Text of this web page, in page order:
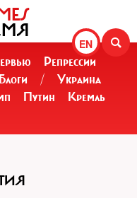
EN
Репрессии
Блоги /
Украина
Путин
Кремль